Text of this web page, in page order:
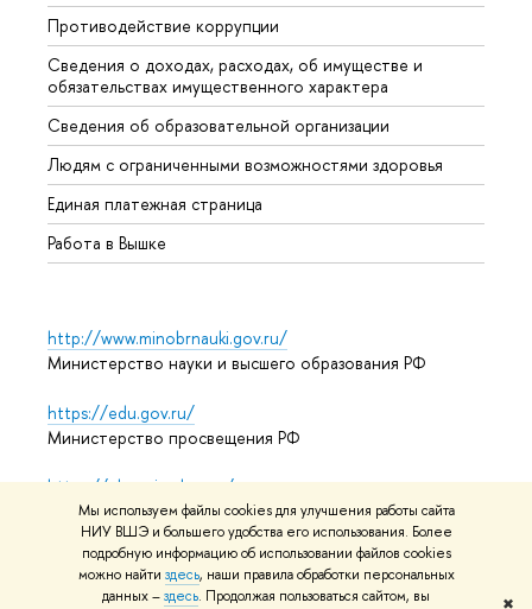
Мы используем файлы cookies для улучшения работы сайта
НИУ ВШЭ и большего удобства его использования. Более
подробную информацию об использовании файлов cookies
можно найти здесь, наши правила обработки персональных
данных –здесь. Продолжая пользоваться сайтом, вы
✖
Противодействие коррупции
Сведения о доходах, расходах, об имуществе и
обязательствах имущественного характера
Сведения об образовательной организации
Людям с ограниченными возможностями здоровья
Единая платежная страница
Работа в Вышке
http://www.minobrnauki.gov.ru/
Министерство науки и высшего образования РФ
https://edu.gov.ru/
Министерство просвещения РФ
https://elearning.hse.ru/mooc
Массовые открытые онлайн-курсы
© НИУ ВШЭ 1993–2026 Адреса и контактыУсловия